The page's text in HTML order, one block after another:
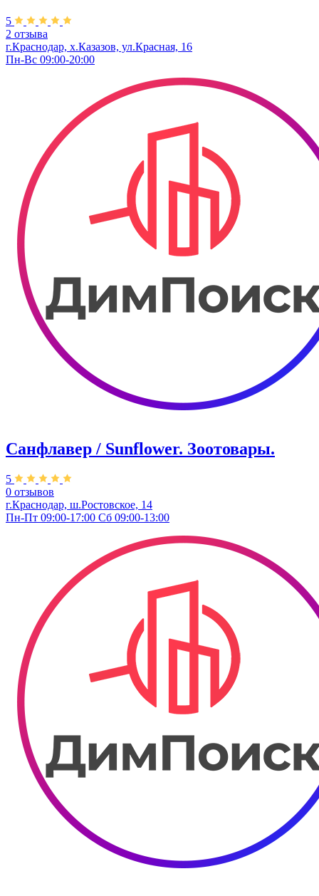
5
2 отзыва
г.Краснодар, х.Казазов, ул.Красная, 16
Пн-Вс 09:00-20:00
Санфлавер / Sunflower. Зоотовары.
5
0 отзывов
г.Краснодар, ш.Ростовское, 14
Пн-Пт 09:00-17:00 Сб 09:00-13:00